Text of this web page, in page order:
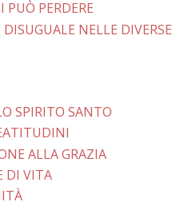
PUÒ PERDERE
DISUGUALE NELLE DIVERSE
SPIRITO SANTO
ALLA GRAZIA
DI VITA